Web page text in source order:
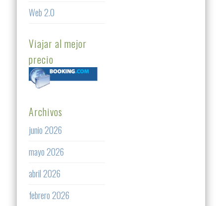
Web 2.0
Viajar al mejor
precio
Archivos
junio 2026
mayo 2026
abril 2026
febrero 2026